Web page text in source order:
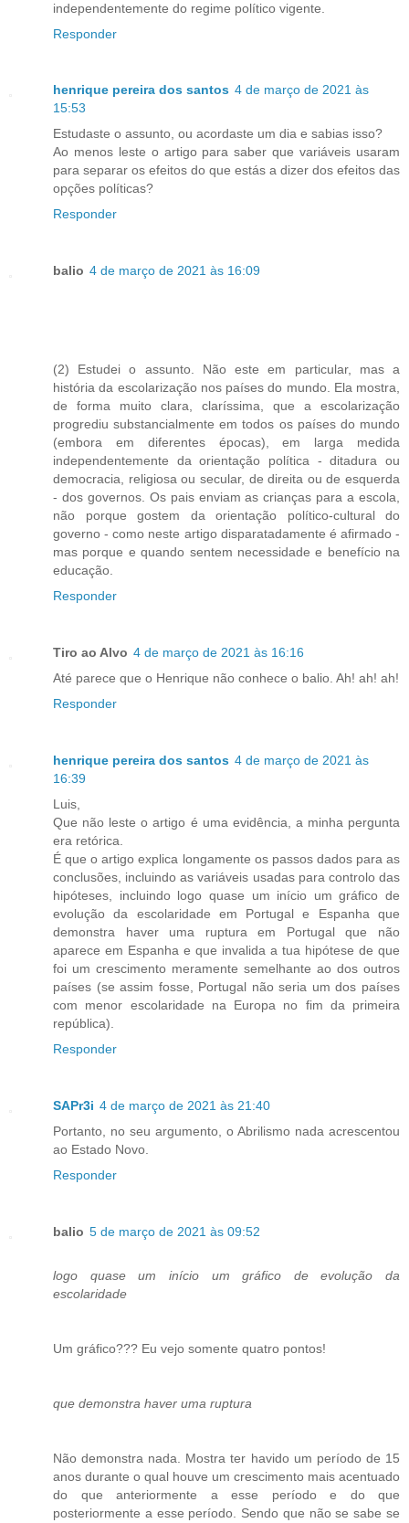
independentemente do regime político vigente.
Responder
henrique pereira dos santos 4 de março de 2021 às
15:53
Estudaste o assunto, ou acordaste um dia e sabias isso?
Ao menos leste o artigo para saber que variáveis usaram
para separar os efeitos do que estás a dizer dos efeitos das
opções políticas?
Responder
balio 4 de março de 2021 às 16:09
(2) Estudei o assunto. Não este em particular, mas a
história da escolarização nos países do mundo. Ela mostra,
de forma muito clara, claríssima, que a escolarização
progrediu substancialmente em todos os países do mundo
(embora em diferentes épocas), em larga medida
independentemente da orientação política - ditadura ou
democracia, religiosa ou secular, de direita ou de esquerda
- dos governos. Os pais enviam as crianças para a escola,
não porque gostem da orientação político-cultural do
governo - como neste artigo disparatadamente é afirmado -
mas porque e quando sentem necessidade e benefício na
educação.
Responder
Tiro ao Alvo 4 de março de 2021 às 16:16
Até parece que o Henrique não conhece o balio. Ah! ah! ah!
Responder
henrique pereira dos santos 4 de março de 2021 às
16:39
Luis,
Que não leste o artigo é uma evidência, a minha pergunta
era retórica.
É que o artigo explica longamente os passos dados para as
conclusões, incluindo as variáveis usadas para controlo das
hipóteses, incluindo logo quase um início um gráfico de
evolução da escolaridade em Portugal e Espanha que
demonstra haver uma ruptura em Portugal que não
aparece em Espanha e que invalida a tua hipótese de que
foi um crescimento meramente semelhante ao dos outros
países (se assim fosse, Portugal não seria um dos países
com menor escolaridade na Europa no fim da primeira
república).
Responder
SAPr3i 4 de março de 2021 às 21:40
Portanto, no seu argumento, o Abrilismo nada acrescentou
ao Estado Novo.
Responder
balio 5 de março de 2021 às 09:52
logo quase um início um gráfico de evolução da
escolaridade
Um gráfico??? Eu vejo somente quatro pontos!
que demonstra haver uma ruptura
Não demonstra nada. Mostra ter havido um período de 15
anos durante o qual houve um crescimento mais acentuado
do que anteriormente a esse período e do que
posteriormente a esse período. Sendo que não se sabe se